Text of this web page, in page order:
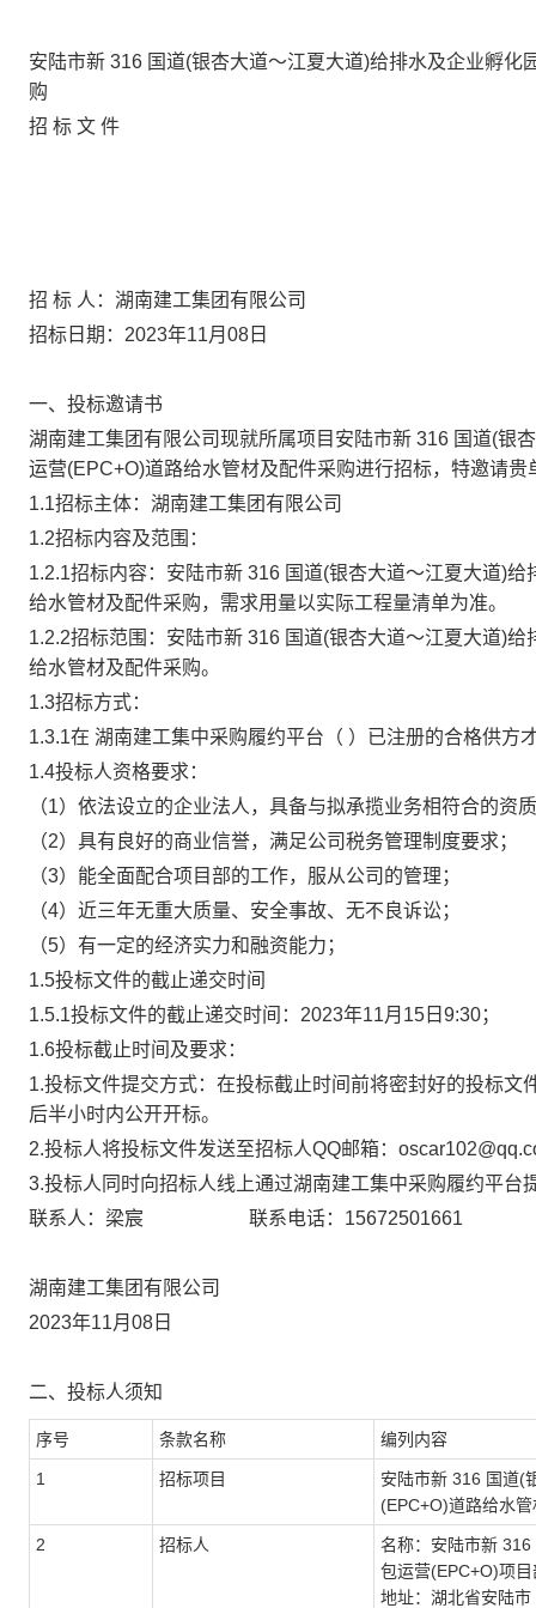
安陆市新 316 国道(银杏大道～江夏大道)给排水及企业孵化
购
招 标 文 件
招 标 人：湖南建工集团有限公司
招标日期： 2023年11月 08日
一、 投标邀请书
湖南建工集团有限公司现就所属项目安陆市新 316 国道(银
运营(EPC+O)道路给水管材及配件采购进行招标， 特邀请贵
1.1招标主体： 湖南建工集团有限公司
1.2招标内容及范围 ：
1.2.1招标内容： 安陆市新 316 国道(银杏大道～江夏大道)
给水管材及配件采购， 需求用量以实际工程量清单为准。
1.2.2招标范围： 安陆市新 316 国道(银杏大道～江夏大道)
给水管材及配件采购。
1.3招标方式：
1.3.1在 湖南建工集中采购履约平台 （ ）已注册的合格供方
1.4投标人资格要求 ：
（1） 依法设立的企业法人，具备与拟承揽业务相符合的资质
（2） 具有良好的商业信誉，满足公司税务管理制度要求 ；
（3） 能全面配合项目部的工作，服从公司的管理 ；
（4） 近三年无重大质量、安全事故、无不良诉讼；
（5） 有一定的经济实力和融资能力 ；
1.5投标文件的截止递交时间
1.5.1投标文件的截止递交时间 ： 2023年11月 15 日 9:30；
1.6投标截止时间及要求：
1.投标文件提交方式：在投标截止时间前将密封好的投标
后半小时内公开开标。
2.投标人将投标文件发送至招标人QQ邮箱：
3.投标人 同时向招标人线上通过湖南建工集中采购履约平台
联系人： 梁宸 联系电话： 15672501661
湖南建工集团有限公司
2023年11月 08 日
二、 投标人须知
序号 条款名称 编列内容
1 招标项目 安陆市新 316 国道(
(EPC+O)道路给水
2 招标人 名称： 安陆市新 316
包运营(EPC+O)项目
地址： 湖北省安陆市